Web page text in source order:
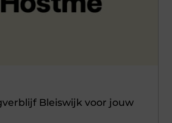
Bleiswijk voor jouw